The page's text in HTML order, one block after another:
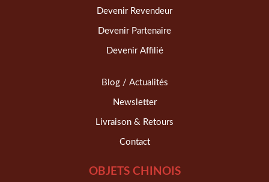
Devenir Revendeur
Devenir Partenaire
Devenir Affilié
Blog / Actualités
Newsletter
Livraison & Retours
Contact
OBJETS CHINOIS